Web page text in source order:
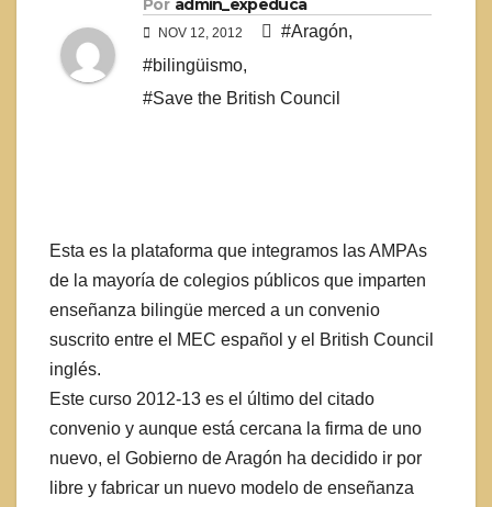
Por admin_expeduca
NOV 12, 2012 #Aragón,
#bilingüismo,
#Save the British Council
Esta es la plataforma que integramos las AMPAs
de la mayoría de colegios públicos que imparten
enseñanza bilingüe merced a un convenio
suscrito entre el MEC español y el British Council
inglés.
Este curso 2012-13 es el último del citado
convenio y aunque está cercana la firma de uno
nuevo, el Gobierno de Aragón ha decidido ir por
libre y fabricar un nuevo modelo de enseñanza